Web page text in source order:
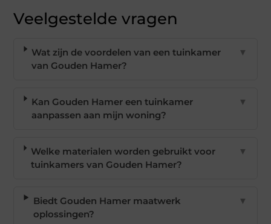
Veelgestelde vragen
Wat zijn de voordelen van een tuinkamer
van Gouden Hamer?
▼
Kan Gouden Hamer een tuinkamer
aanpassen aan mijn woning?
▼
Welke materialen worden gebruikt voor
tuinkamers van Gouden Hamer?
▼
Biedt Gouden Hamer maatwerk
oplossingen?
▼